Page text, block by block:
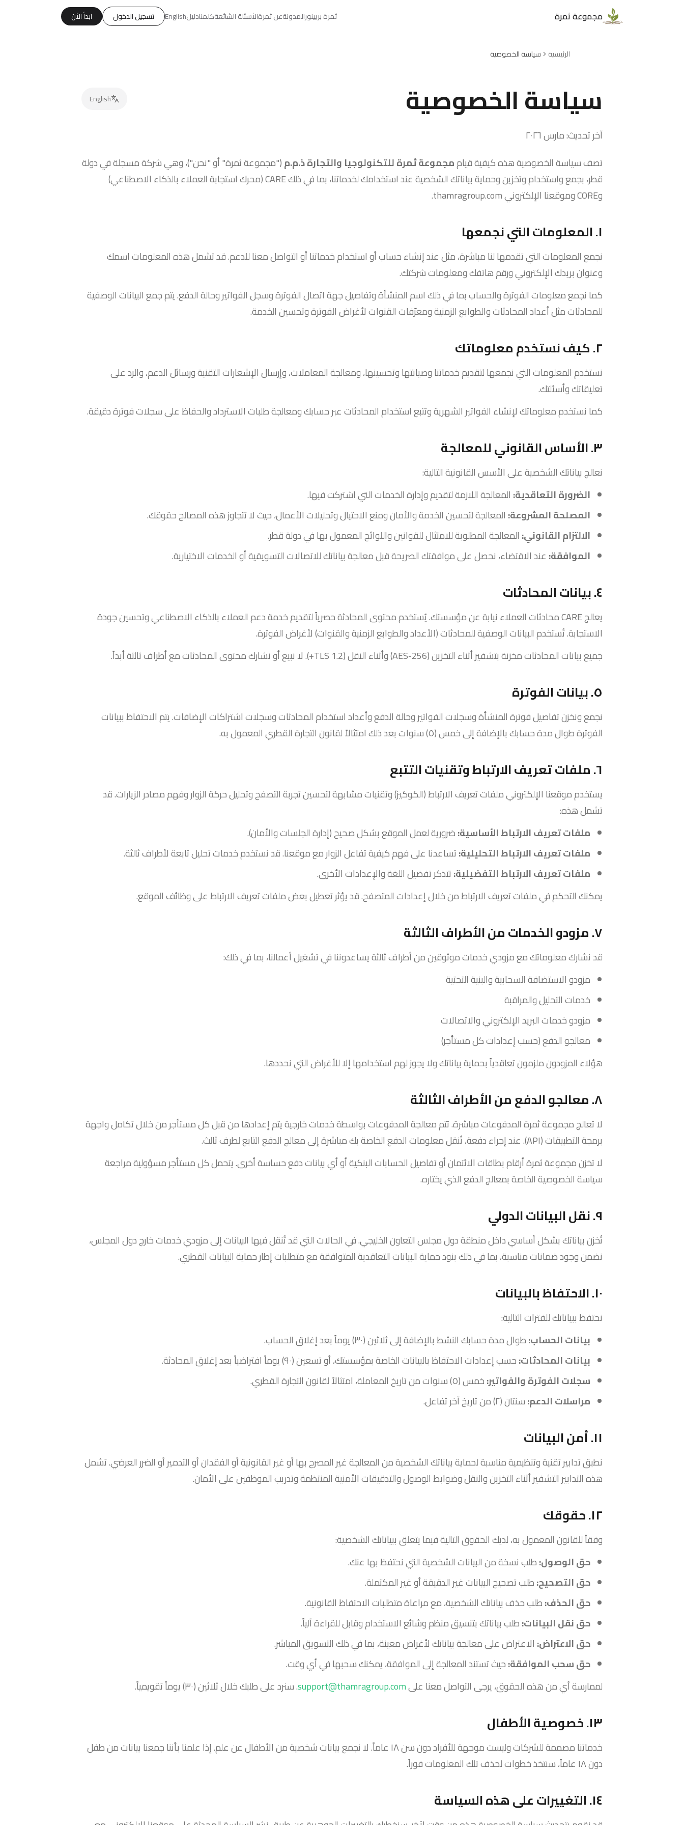
مجموعة ثمرة ثمرة بريينورالمدونةعن ثمرةالأسئلة الشائعةكلمنادليلEnglish تسجيل الدخول ابدأ الأن
الرئيسية سياسة الخصوصية
سياسة الخصوصية English
آخر تحديث: مارس ٢٠٢٦
تصف سياسة الخصوصية هذه كيفية قياممجموعة ثمرة للتكنولوجيا والتجارة ذ.م.م("مجموعة ثمرة" أو "نحن")، وهي شركة مسجلة في دولة
قطر، بجمع واستخدام وتخزين وحماية بياناتك الشخصية عند استخدامك لخدماتنا، بما في ذلك CARE (محرك استجابة العملاء بالذكاء الاصطناعي)
وCORE وموقعنا الإلكتروني thamragroup.com.
١. المعلومات التي نجمعها
نجمع المعلومات التي تقدمها لنا مباشرة، مثل عند إنشاء حساب أو استخدام خدماتنا أو التواصل معنا للدعم. قد تشمل هذه المعلومات اسمك
وعنوان بريدك الإلكتروني ورقم هاتفك ومعلومات شركتك.
كما نجمع معلومات الفوترة والحساب بما في ذلك اسم المنشأة وتفاصيل جهة اتصال الفوترة وسجل الفواتير وحالة الدفع. يتم جمع البيانات الوصفية
للمحادثات مثل أعداد المحادثات والطوابع الزمنية ومعرّفات القنوات لأغراض الفوترة وتحسين الخدمة.
٢. كيف نستخدم معلوماتك
نستخدم المعلومات التي نجمعها لتقديم خدماتنا وصيانتها وتحسينها، ومعالجة المعاملات، وإرسال الإشعارات التقنية ورسائل الدعم، والرد على
تعليقاتك وأسئلتك.
كما نستخدم معلوماتك لإنشاء الفواتير الشهرية وتتبع استخدام المحادثات عبر حسابك ومعالجة طلبات الاسترداد والحفاظ على سجلات فوترة دقيقة.
٣. الأساس القانوني للمعالجة
نعالج بياناتك الشخصية على الأسس القانونية التالية:
الضرورة التعاقدية: المعالجة اللازمة لتقديم وإدارة الخدمات التي اشتركت فيها.
المصلحة المشروعة: المعالجة لتحسين الخدمة والأمان ومنع الاحتيال وتحليلات الأعمال، حيث لا تتجاوز هذه المصالح حقوقك.
الالتزام القانوني: المعالجة المطلوبة للامتثال للقوانين واللوائح المعمول بها في دولة قطر.
الموافقة: عند الاقتضاء، نحصل على موافقتك الصريحة قبل معالجة بياناتك للاتصالات التسويقية أو الخدمات الاختيارية.
٤. بيانات المحادثات
يعالج CARE محادثات العملاء نيابة عن مؤسستك. يُستخدم محتوى المحادثة حصرياً لتقديم خدمة دعم العملاء بالذكاء الاصطناعي وتحسين جودة
الاستجابة. تُستخدم البيانات الوصفية للمحادثات (الأعداد والطوابع الزمنية والقنوات) لأغراض الفوترة.
جميع بيانات المحادثات مخزنة بتشفير أثناء التخزين (AES-256) وأثناء النقل (TLS 1.2+). لا نبيع أو نشارك محتوى المحادثات مع أطراف ثالثة أبداً.
٥. بيانات الفوترة
نجمع ونخزن تفاصيل فوترة المنشأة وسجلات الفواتير وحالة الدفع وأعداد استخدام المحادثات وسجلات اشتراكات الإضافات. يتم الاحتفاظ ببيانات
الفوترة طوال مدة حسابك بالإضافة إلى خمس (٥) سنوات بعد ذلك امتثالاً لقانون التجارة القطري المعمول به.
٦. ملفات تعريف الارتباط وتقنيات التتبع
يستخدم موقعنا الإلكتروني ملفات تعريف الارتباط (الكوكيز) وتقنيات مشابهة لتحسين تجربة التصفح وتحليل حركة الزوار وفهم مصادر الزيارات. قد
تشمل هذه:
ملفات تعريف الارتباط الأساسية:ضرورية لعمل الموقع بشكل صحيح (إدارة الجلسات والأمان).
ملفات تعريف الارتباط التحليلية:تساعدنا على فهم كيفية تفاعل الزوار مع موقعنا. قد نستخدم خدمات تحليل تابعة لأطراف ثالثة.
ملفات تعريف الارتباط التفضيلية:تتذكر تفضيل اللغة والإعدادات الأخرى.
يمكنك التحكم في ملفات تعريف الارتباط من خلال إعدادات المتصفح. قد يؤثر تعطيل بعض ملفات تعريف الارتباط على وظائف الموقع.
٧. مزودو الخدمات من الأطراف الثالثة
قد نشارك معلوماتك مع مزودي خدمات موثوقين من أطراف ثالثة يساعدوننا في تشغيل أعمالنا، بما في ذلك:
مزودو الاستضافة السحابية والبنية التحتية
خدمات التحليل والمراقبة
مزودو خدمات البريد الإلكتروني والاتصالات
معالجو الدفع (حسب إعدادات كل مستأجر)
هؤلاء المزودون ملزمون تعاقدياً بحماية بياناتك ولا يجوز لهم استخدامها إلا للأغراض التي نحددها.
٨. معالجو الدفع من الأطراف الثالثة
لا تعالج مجموعة ثمرة المدفوعات مباشرة. تتم معالجة المدفوعات بواسطة خدمات خارجية يتم إعدادها من قبل كل مستأجر من خلال تكامل واجهة
برمجة التطبيقات (API). عند إجراء دفعة، تُنقل معلومات الدفع الخاصة بك مباشرة إلى معالج الدفع التابع لطرف ثالث.
لا تخزن مجموعة ثمرة أرقام بطاقات الائتمان أو تفاصيل الحسابات البنكية أو أي بيانات دفع حساسة أخرى. يتحمل كل مستأجر مسؤولية مراجعة
سياسة الخصوصية الخاصة بمعالج الدفع الذي يختاره.
٩. نقل البيانات الدولي
تُخزن بياناتك بشكل أساسي داخل منطقة دول مجلس التعاون الخليجي. في الحالات التي قد تُنقل فيها البيانات إلى مزودي خدمات خارج دول المجلس،
نضمن وجود ضمانات مناسبة، بما في ذلك بنود حماية البيانات التعاقدية المتوافقة مع متطلبات إطار حماية البيانات القطري.
١٠. الاحتفاظ بالبيانات
نحتفظ ببياناتك للفترات التالية:
بيانات الحساب:طوال مدة حسابك النشط بالإضافة إلى ثلاثين (٣٠) يوماً بعد إغلاق الحساب.
بيانات المحادثات:حسب إعدادات الاحتفاظ بالبيانات الخاصة بمؤسستك، أو تسعين (٩٠) يوماً افتراضياً بعد إغلاق المحادثة.
سجلات الفوترة والفواتير:خمس (٥) سنوات من تاريخ المعاملة، امتثالاً لقانون التجارة القطري.
مراسلات الدعم:سنتان (٢) من تاريخ آخر تفاعل.
١١. أمن البيانات
نطبق تدابير تقنية وتنظيمية مناسبة لحماية بياناتك الشخصية من المعالجة غير المصرح بها أو غير القانونية أو الفقدان أو التدمير أو الضرر العرضي. تشمل
هذه التدابير التشفير أثناء التخزين والنقل وضوابط الوصول والتدقيقات الأمنية المنتظمة وتدريب الموظفين على الأمان.
١٢. حقوقك
وفقاً للقانون المعمول به، لديك الحقوق التالية فيما يتعلق ببياناتك الشخصية:
حق الوصول:طلب نسخة من البيانات الشخصية التي نحتفظ بها عنك.
حق التصحيح:طلب تصحيح البيانات غير الدقيقة أو غير المكتملة.
حق الحذف:طلب حذف بياناتك الشخصية، مع مراعاة متطلبات الاحتفاظ القانونية.
حق نقل البيانات:طلب بياناتك بتنسيق منظم وشائع الاستخدام وقابل للقراءة آلياً.
حق الاعتراض: الاعتراض على معالجة بياناتك لأغراض معينة، بما في ذلك التسويق المباشر.
حق سحب الموافقة:حيث تستند المعالجة إلى الموافقة، يمكنك سحبها في أي وقت.
لممارسة أي من هذه الحقوق، يرجى التواصل معنا علىsupport@thamragroup.com. سنرد على طلبك خلال ثلاثين (٣٠) يوماً تقويمياً.
١٣. خصوصية الأطفال
خدماتنا مصممة للشركات وليست موجهة للأفراد دون سن ١٨ عاماً. لا نجمع بيانات شخصية من الأطفال عن علم. إذا علمنا بأننا جمعنا بيانات من طفل
دون ١٨ عاماً، سنتخذ خطوات لحذف تلك المعلومات فوراً.
١٤. التغييرات على هذه السياسة